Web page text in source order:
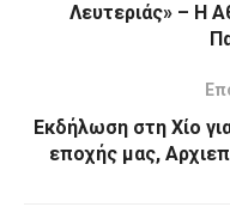
Λευτεριάς» – Η
Εκδήλωση στη Χίο
εποχής μας,